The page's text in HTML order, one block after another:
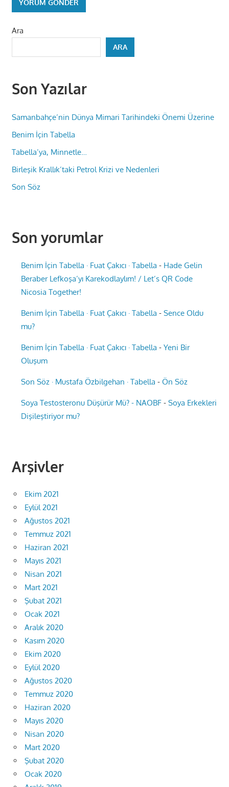
Ara
ARA
Son Yazılar
Samanbahçe’nin Dünya Mimari Tarihindeki Önemi Üzerine
Benim İçin Tabella
Tabella’ya, Minnetle…
Birleşik Krallık’taki Petrol Krizi ve Nedenleri
Son Söz
Son yorumlar
Benim İçin Tabella · Fuat Çakıcı · Tabella - Hade Gelin
Beraber Lefkoşa’yı Karekodlaylım! / Let’s QR Code
Nicosia Together!
Benim İçin Tabella · Fuat Çakıcı · Tabella -Sence Oldu
mu?
Benim İçin Tabella · Fuat Çakıcı · Tabella -Yeni Bir
Oluşum
Son Söz · Mustafa Özbilgehan · Tabella -Ön Söz
Soya Testosteronu Düşürür Mü? - NAOBF -Soya Erkekleri
Dişileştiriyor mu?
Arşivler
Ekim 2021
Eylül 2021
Ağustos 2021
Temmuz 2021
Haziran 2021
Mayıs 2021
Nisan 2021
Mart 2021
Şubat 2021
Ocak 2021
Aralık 2020
Kasım 2020
Ekim 2020
Eylül 2020
Ağustos 2020
Temmuz 2020
Haziran 2020
Mayıs 2020
Nisan 2020
Mart 2020
Şubat 2020
Ocak 2020